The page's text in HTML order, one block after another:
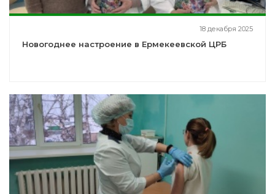
18 декабря 2025
Новогоднее настроение в Ермекеевской ЦРБ